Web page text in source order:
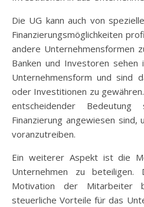
Die UG kann auch von
Finanzierungsmöglichkeiten
andere Unternehmensformen
Banken und Investoren
Unternehmensform und sind
oder Investitionen zu
entscheidender
Finanzierung angewiesen sind,
voranzutreiben.
Ein weiterer Aspekt ist die
Unternehmen zu
Motivation der Mitarbeiter
steuerliche Vorteile für das